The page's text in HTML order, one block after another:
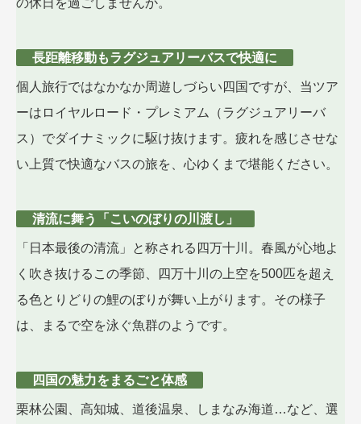
の休日を過ごしませんか。
長距離移動もラグジュアリーバスで快適に
個人旅行ではなかなか周遊しづらい四国ですが、当ツア
ーはロイヤルロード・プレミアム（ラグジュアリーバ
ス）でダイナミックに駆け抜けます。疲れを感じさせな
い上質で快適なバスの旅を、心ゆくまで堪能ください。
清流に舞う「こいのぼりの川渡し」
「日本最後の清流」と称される四万十川。春風が心地よ
く吹き抜けるこの季節、四万十川の上空を500匹を超え
る色とりどりの鯉のぼりが舞い上がります。その様子
は、まるで空を泳ぐ魚群のようです。
四国の魅力をまるごと体感
栗林公園、高知城、道後温泉、しまなみ海道…など、選